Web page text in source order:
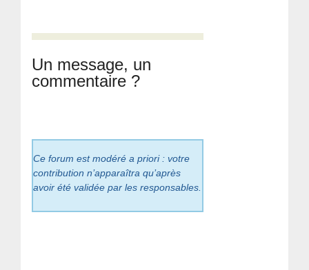
Un message, un
commentaire ?
Ce forum est modéré a priori : votre
contribution n’apparaîtra qu’après
avoir été validée par les responsables.